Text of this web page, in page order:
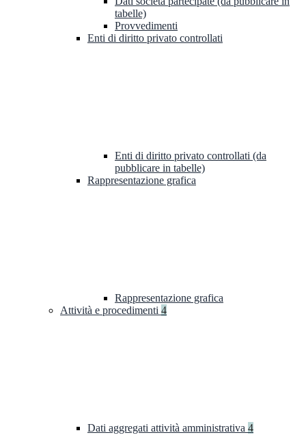
tabelle)
Provvedimenti
Enti di diritto privato controllati
Enti di diritto privato controllati (da
pubblicare in tabelle)
Rappresentazione grafica
Rappresentazione grafica
Attività e procedimenti 4
Dati aggregati attività amministrativa 4